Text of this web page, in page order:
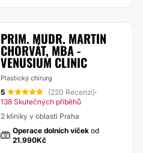
PRIM. MUDR. MARTIN
CHORVÁT, MBA -
VENUSIUM CLINIC
Plastický chirurg
5 (220 Recenzí)·
138 Skutečných příběhů
2 kliniky v oblasti Praha
Operace dolních víček od
21.990Kč